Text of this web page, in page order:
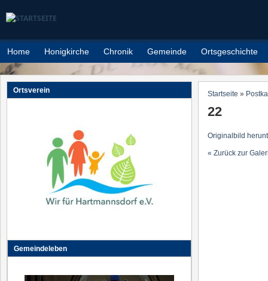
Home Honigkirche Chronik Gemeinde Ortsgeschichte
Sie sind
Startseite »
22
Originalbild
« Zurück zur
Ortsverein
Gemeindeleben